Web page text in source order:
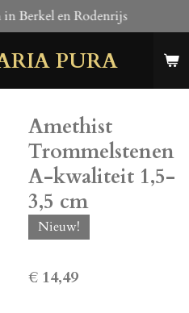
PURA
in Berkel en Rodenrijs
Amethist
Trommelstenen
A-kwaliteit 1,5-
3,5 cm
Nieuw!
€ 14,49